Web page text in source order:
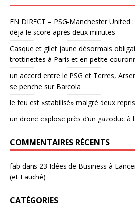
EN DIRECT – PSG-Manchester United
déjà le score après deux minutes
Casque et gilet jaune désormais
trottinettes à Paris et en petite
un accord entre le PSG et Torres,
se penche sur Barcola
le feu est «stabilisé» malgré deux
un drone explose près d’un gazoduc
COMMENTAIRES RÉCENTS
fab dans 23 Idées de Business à
(et Fauché)
CATÉGORIES